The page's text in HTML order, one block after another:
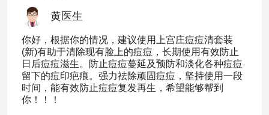
黄医生
你好，根据你的情况，建议使用上宫庄痘痘清套装
(新)有助于清除现有脸上的痘痘，长期使用有效防止
日后痘痘滋生。防止痘痘蔓延及预防和淡化各种痘痘
留下的痘印疤痕。强力祛除顽固痘痘，坚持使用一段
时间，能有效防止痘痘复发再生，希望能够帮到
你！！！